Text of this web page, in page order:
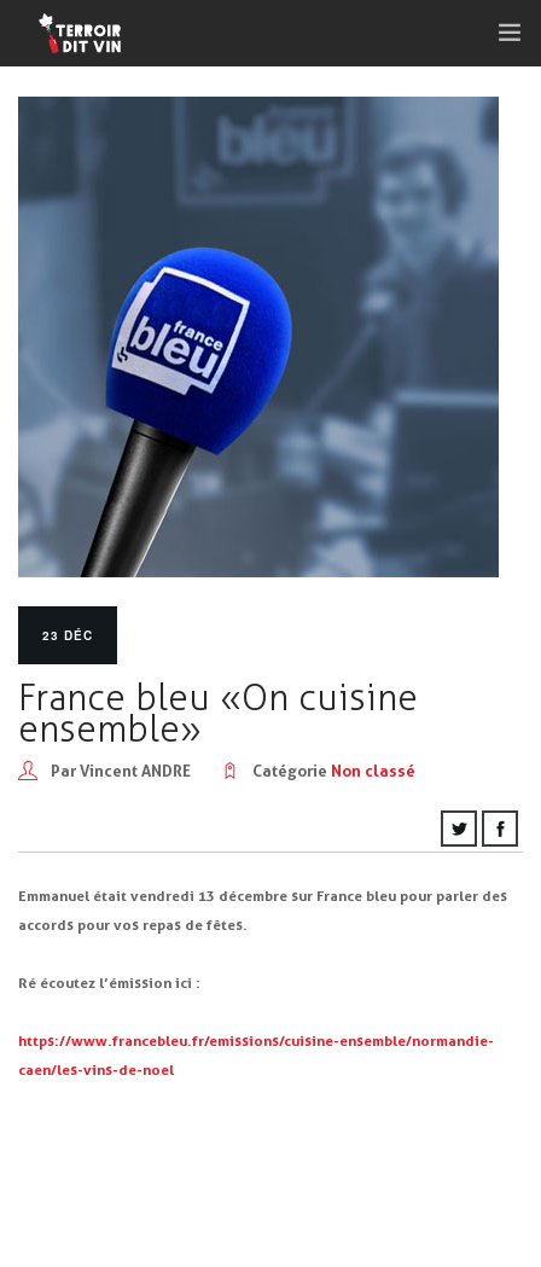
NOS ABONNEMENTS
23 DÉC
France bleu « On cuisine
ensemble »
Par Vincent ANDRE Catégorie Non classé
Emmanuel était vendredi 13 décembre sur France bleu pour parler des
accords pour vos repas de fêtes.
Ré écoutez l’émission ici :
https://www.francebleu.fr/emissions/cuisine-ensemble/normandie-
caen/les-vins-de-noel